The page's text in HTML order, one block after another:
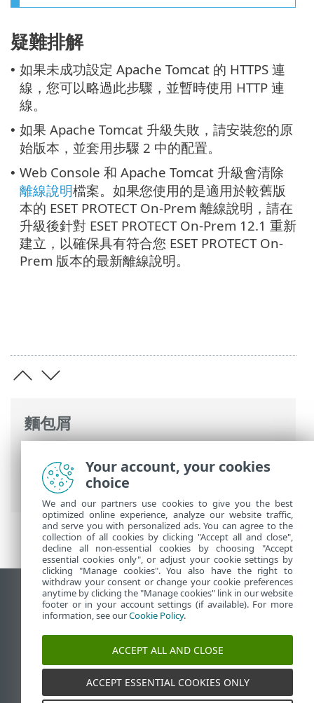
麵包屑
升級>升級 Apache Tomcat> 手動升級
Apache Tomcat (Windows)
疑難排解
• 如果未成功設定 Apache Tomcat 的 HTTPS 連
線，您可以略過此步驟，並暫時使用 HTTP 連
線。
• 如果 Apache Tomcat 升級失敗，請安裝您的原
始版本，並套用步驟 2 中的配置。
• Web Console 和 Apache Tomcat 升級會清除
離線說明檔案。如果您使用的是適用於較舊版
本的 ESET PROTECT On-Prem 離線說明，請在
升級後針對 ESET PROTECT On-Prem 12.1 重新
建立，以確保具有符合您 ESET PROTECT On-
Prem 版本的最新離線說明。
檢視桌面網站
End of Life
ESET 知識庫
ESET Status Portal
地區設定
Your account, your cookies
choice
We and our partners use cookies to give you the best
optimized online experience, analyze our website traffic,
and serve you with personalized ads. You can agree to the
collection of all cookies by clicking "Accept all and close",
decline all non-essential cookies by choosing "Accept
essential cookies only", or adjust your cookie settings by
clicking "Manage cookies". You also have the right to
withdraw your consent or change your cookie preferences
anytime by clicking the "Manage cookies" link in our website
footer or in your account settings (if available). For more
information, see ourCookie Policy.
ACCEPT ALL AND CLOSE
ACCEPT ESSENTIAL COOKIES ONLY